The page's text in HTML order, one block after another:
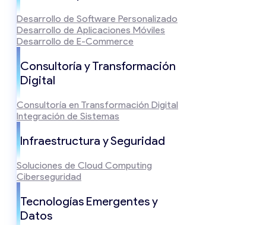
Desarrollo de Software Personalizado
Desarrollo de Aplicaciones Móviles
Desarrollo de E-Commerce
Consultoría y Transformación
Digital
Consultoría en Transformación Digital
Integración de Sistemas
Infraestructura y Seguridad
Soluciones de Cloud Computing
Ciberseguridad
Tecnologías Emergentes y
Datos